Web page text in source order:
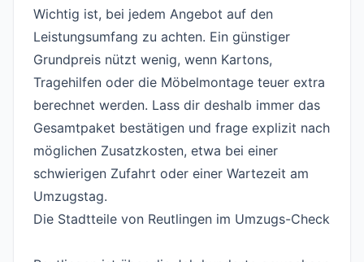
Wichtig ist, bei jedem Angebot auf den
Leistungsumfang zu achten. Ein günstiger
Grundpreis nützt wenig, wenn Kartons,
Tragehilfen oder die Möbelmontage teuer extra
berechnet werden. Lass dir deshalb immer das
Gesamtpaket bestätigen und frage explizit nach
möglichen Zusatzkosten, etwa bei einer
schwierigen Zufahrt oder einer Wartezeit am
Umzugstag.
Die Stadtteile von Reutlingen im Umzugs-Check